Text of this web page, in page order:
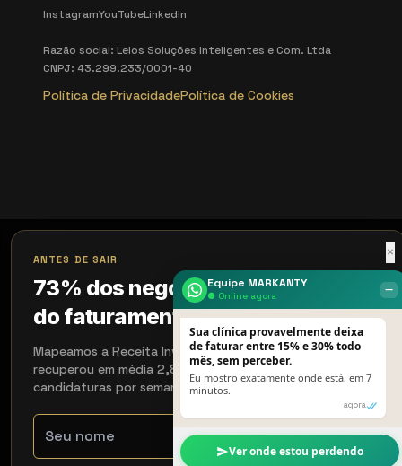
InstagramYouTubeLinkedIn
Razão social: Lelos Soluções Inteligentes e Com. Ltda
CNPJ: 43.299.233/0001-40
Política de PrivacidadePolítica de Cookies
×
ANTES DE SAIR
73% dos negócios perdem 18%
do faturamento sem perceber
Mapeamos a Receita Invisível em 15 min. Quem aplicou
recuperou em média 2,8× em 90 dias. Aceitamos 4
candidaturas por semana.
Equipe MARKANTY
● Online agora ‒
Sua clínica provavelmente deixa
de faturar entre 15% e 30% todo
mês, sem perceber.
Eu mostro exatamente onde está, em 7
minutos.
agora
Ver onde estou perdendo